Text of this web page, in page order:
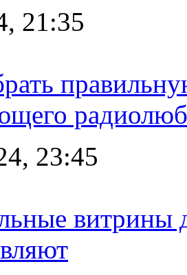
21:35
23:45
витрины